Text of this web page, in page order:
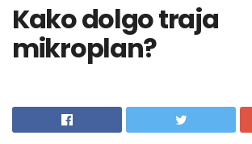
Kako dolgo traja
mikroplan?